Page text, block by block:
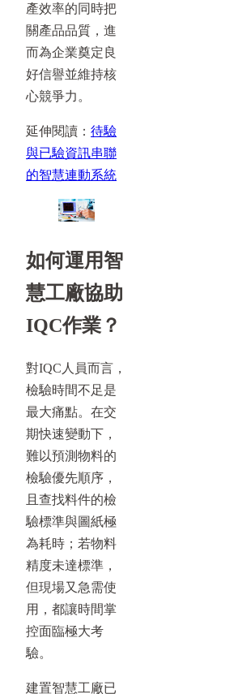
產效率的同時把
關產品品質，進
而為企業奠定良
好信譽並維持核
心競爭力。
延伸閱讀： 待驗
與已驗資訊串聯
的智慧連動系統
如何運用智
慧工廠協助
IQC作業？
對IQC人員而言，
檢驗時間不足是
最大痛點。在交
期快速變動下，
難以預測物料的
檢驗優先順序，
且查找料件的檢
驗標準與圖紙極
為耗時；若物料
精度未達標準，
但現場又急需使
用，都讓時間掌
控面臨極大考
驗。
建置智慧工廠已